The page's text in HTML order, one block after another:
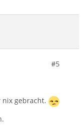
#5
gebracht.